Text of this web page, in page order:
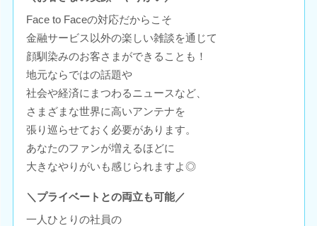
Face to Faceの対応だからこそ
金融サービス以外の楽しい雑談を通じて
顔馴染みのお客さまができることも！
地元ならではの話題や
社会や経済にまつわるニュースなど、
さまざまな世界に高いアンテナを
張り巡らせておく必要があります。
あなたのファンが増えるほどに
大きなやりがいも感じられますよ◎
＼プライベートとの両立も可能／
一人ひとりの社員の